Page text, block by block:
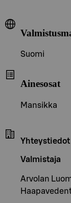
Suomi
Ainesosat
Mansikka
Yhteystiedot
Valmistaja
Arvolan